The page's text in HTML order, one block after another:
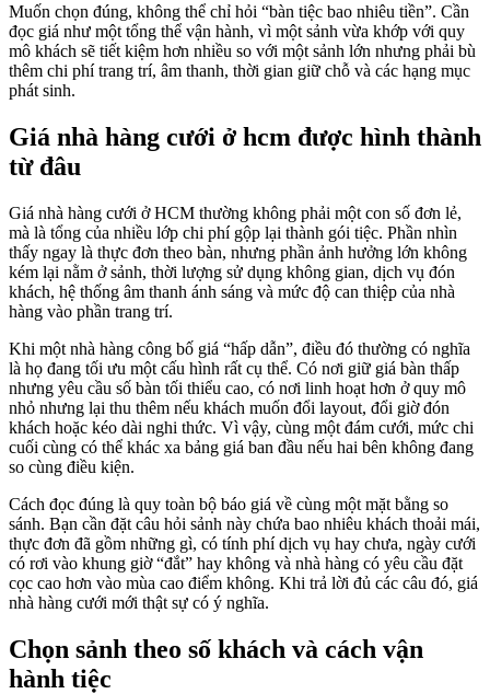
Muốn chọn đúng, không thể chỉ hỏi “bàn tiệc bao nhiêu tiền”. Cần
đọc giá như một tổng thể vận hành, vì một sảnh vừa khớp với quy
mô khách sẽ tiết kiệm hơn nhiều so với một sảnh lớn nhưng phải bù
thêm chi phí trang trí, âm thanh, thời gian giữ chỗ và các hạng mục
phát sinh.
Giá nhà hàng cưới ở hcm được hình thành
từ đâu
Giá nhà hàng cưới ở HCM thường không phải một con số đơn lẻ,
mà là tổng của nhiều lớp chi phí gộp lại thành gói tiệc. Phần nhìn
thấy ngay là thực đơn theo bàn, nhưng phần ảnh hưởng lớn không
kém lại nằm ở sảnh, thời lượng sử dụng không gian, dịch vụ đón
khách, hệ thống âm thanh ánh sáng và mức độ can thiệp của nhà
hàng vào phần trang trí.
Khi một nhà hàng công bố giá “hấp dẫn”, điều đó thường có nghĩa
là họ đang tối ưu một cấu hình rất cụ thể. Có nơi giữ giá bàn thấp
nhưng yêu cầu số bàn tối thiểu cao, có nơi linh hoạt hơn ở quy mô
nhỏ nhưng lại thu thêm nếu khách muốn đổi layout, đổi giờ đón
khách hoặc kéo dài nghi thức. Vì vậy, cùng một đám cưới, mức chi
cuối cùng có thể khác xa bảng giá ban đầu nếu hai bên không đang
so cùng điều kiện.
Cách đọc đúng là quy toàn bộ báo giá về cùng một mặt bằng so
sánh. Bạn cần đặt câu hỏi sảnh này chứa bao nhiêu khách thoải mái,
thực đơn đã gồm những gì, có tính phí dịch vụ hay chưa, ngày cưới
có rơi vào khung giờ “đắt” hay không và nhà hàng có yêu cầu đặt
cọc cao hơn vào mùa cao điểm không. Khi trả lời đủ các câu đó, giá
nhà hàng cưới mới thật sự có ý nghĩa.
Chọn sảnh theo số khách và cách vận
hành tiệc